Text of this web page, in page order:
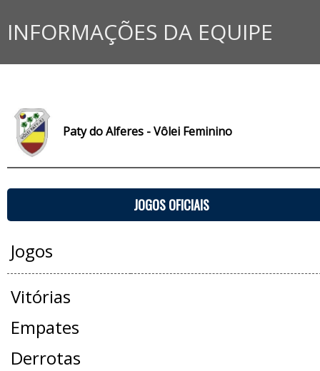
INFORMAÇÕES DA EQUIPE
Paty do Alferes - Vôlei Feminino
JOGOS OFICIAIS
Jogos
Vitórias
Empates
Derrotas